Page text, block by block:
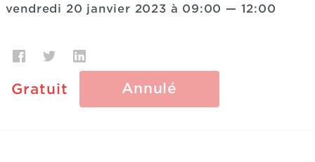
vendredi 20 janvier 2023 à 09:00 — 12:00
Gratuit Annulé